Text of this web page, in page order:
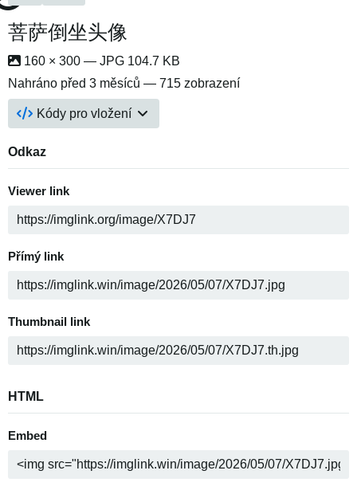
菩萨倒坐头像
160 × 300 — JPG 104.7 KB
Nahráno před 3 měsíců — 715 zobrazení
Kódy pro vložení
Odkaz
Viewer link
Přímý link
Thumbnail link
HTML
Embed